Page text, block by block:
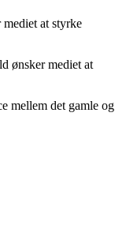
at styrke
ønsker mediet at
mellem det gamle og